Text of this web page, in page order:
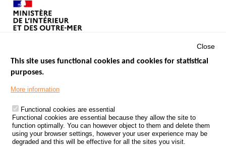
Footer
PROCESSING OF PERSONAL DATA FROM ROAD ACCIDENTS
KNOWLEDGE CENTRE
CALL FOR RESEARCH PROJECTS
Close
This site uses functional cookies and cookies for statistical
purposes.
More information
Functional cookies are essential
Functional cookies are essential because they allow the site to
function optimally. You can however object to them and delete them
using your browser settings, however your user experience may be
degraded and this will be effective for all the sites you visit.